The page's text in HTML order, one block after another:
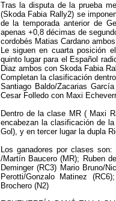
Tras la disputa de la prueba
(Skoda Fabia Rally2) se
de la temporada anterior de
apenas +0,8 décimas de
cordobés Matias Cardano
Le siguen en cuarta posición
quinto lugar para el Español
Diaz ambos con Skoda Fabia
Completan la clasificación
Santiago Baldo/Zacarias
Cesar Folledo con Maxi
Dentro de la clase MR ( Maxi
encabezan la clasificación de
Gol), y en tercer lugar la dupla
Los ganadores por clases
/Martín Baucero (MR); Ruben
Deminger (RC3) Mario Bruno/
Perotti/Gonzalo Matinez
Brochero (N2)